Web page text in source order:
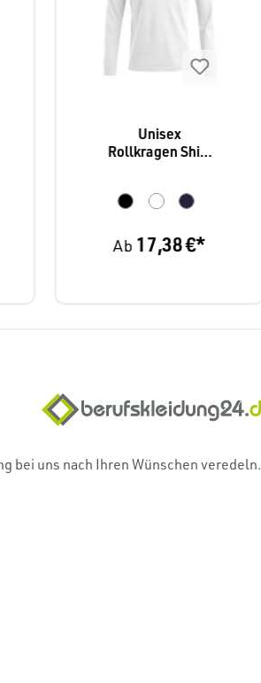
Unisex
Rollkragen Shirt
Ab 17,38 €*
bei uns nach Ihren Wünschen veredeln.